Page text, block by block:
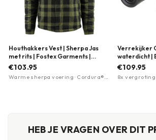
Houthakkers Vest | Sherpa Jas
met rits | Fostex Garments |
Meerdere kleuren
€103.95
Warme sherpa voering · Cordura®
Verrekijker
waterdicht |
€109.95
8x vergroting
HEB JE VRAGEN OVER DIT